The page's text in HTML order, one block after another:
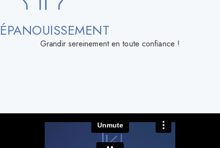
ÉPANOUISSEMENT
Grandir sereinement en toute confiance !